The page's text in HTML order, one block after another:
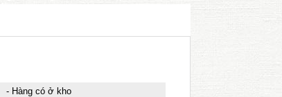
- Hàng có ở kho